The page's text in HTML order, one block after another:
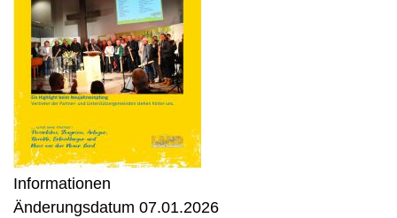
Informationen
Änderungsdatum 07.01.2026